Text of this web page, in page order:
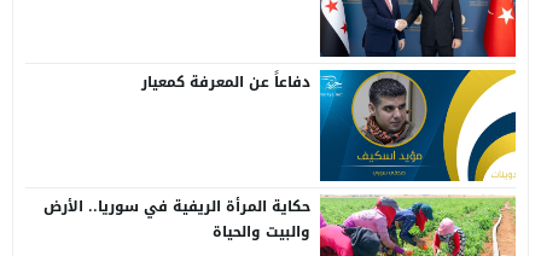
دفاعاً عن المعرفة كمعيار
حكاية المرأة الريفية في سوريا.. الأرض
والبيت والحياة